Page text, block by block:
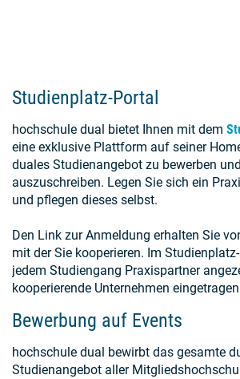
Studienplatz-Portal
hochschule dual bietet Ihnen mit dem
eine exklusive Plattform auf seiner
duales Studienangebot zu bewerben
auszuschreiben. Legen Sie sich ein
und pflegen dieses selbst.
Den Link zur Anmeldung erhalten Sie
mit der Sie kooperieren. Im
jedem Studiengang Praxispartner
kooperierende Unternehmen
Bewerbung auf Events
hochschule dual bewirbt das gesamte
Studienangebot aller